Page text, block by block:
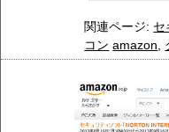
関連ページ: セ
コン amazon